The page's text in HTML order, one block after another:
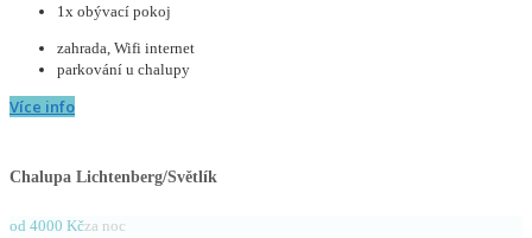
1x obývací pokoj
zahrada, Wifi internet
parkování u chalupy
Více info
Chalupa Lichtenberg/Světlík
od 4000 Kčza noc